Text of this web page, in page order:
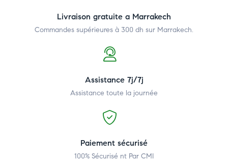
Livraison gratuite a Marrakech
Commandes supérieures à 300 dh sur Marrakech.
Assistance 7j/7j
Assistance toute la journée
Paiement sécurisé
100% Sécurisé nt Par CMI